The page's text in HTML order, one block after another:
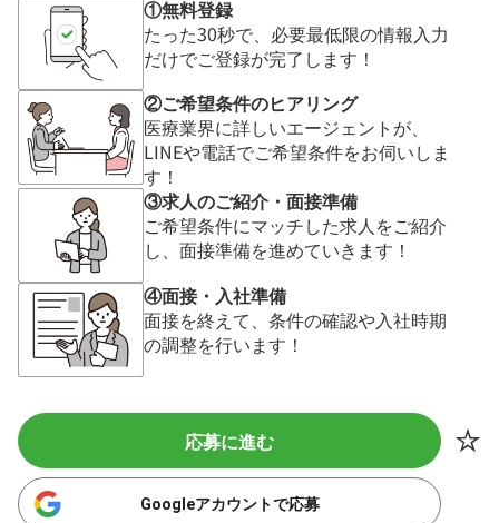
①無料登録
たった30秒で、必要最低限の情報入力
だけでご登録が完了します！
②ご希望条件のヒアリング
医療業界に詳しいエージェントが、
LINEや電話でご希望条件をお伺いしま
す！
③求人のご紹介・面接準備
ご希望条件にマッチした求人をご紹介
し、面接準備を進めていきます！
④面接・入社準備
面接を終えて、条件の確認や入社時期
の調整を行います！
応募に進む
Googleアカウントで応募